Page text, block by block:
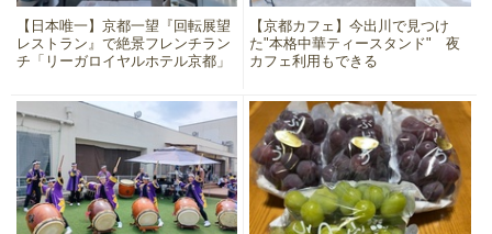
【日本唯一】京都一望『回転展望
レストラン』で絶景フレンチラン
チ「リーガロイヤルホテル京都」
【京都カフェ】今出川で見つけ
た"本格中華ティースタンド" 夜
カフェ利用もできる